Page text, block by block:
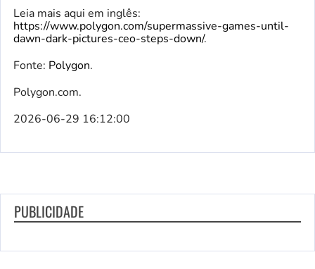
Leia mais aqui em inglês:
https://www.polygon.com/supermassive-games-until-
dawn-dark-pictures-ceo-steps-down/.
Fonte: Polygon.
Polygon.com.
2026-06-29 16:12:00
PUBLICIDADE